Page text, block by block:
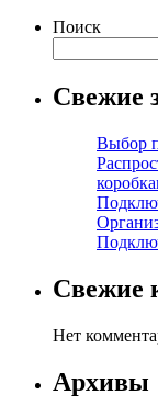
Поиск
Свежие
Выбор
Свежие
Нет
Архивы